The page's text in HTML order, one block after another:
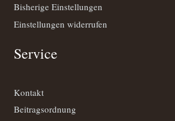
Bisherige Einstellungen
Einstellungen widerrufen
Service
Kontakt
Beitragsordnung